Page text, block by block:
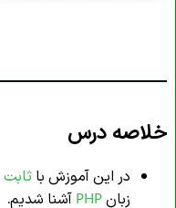
خلاصه درس
در این آموزش با ثابت
زبان PHP آشنا شدیم.